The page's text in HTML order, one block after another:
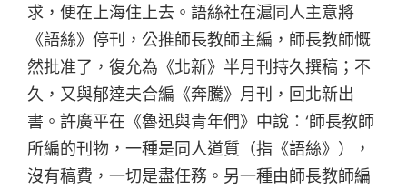
求，便在上海住上去。語絲社在滬同人主意將
《語絲》停刊，公推師長教師主編，師長教師慨
然批准了，復允為《北新》半月刊持久撰稿；不
久，又與郁達夫合編《奔騰》月刊，回北新出
書。許廣平在《魯迅與青年們》中說：‘師長教師
所編的刊物，一種是同人道質（指《語絲》），
沒有稿費，一切是盡任務。另一種由師長教師編